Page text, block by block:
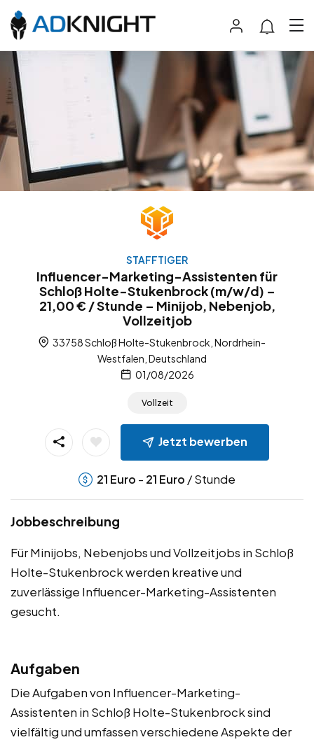
STAFFTIGER
Influencer-Marketing-Assistenten für
Schloß Holte-Stukenbrock (m/w/d) –
21,00 € / Stunde – Minijob, Nebenjob,
Vollzeitjob
33758 Schloß Holte-Stukenbrock, Nordrhein-
Westfalen, Deutschland
01/08/2026
Vollzeit
Jetzt bewerben
21 Euro - 21 Euro / Stunde
Jobbeschreibung
Für Minijobs, Nebenjobs und Vollzeitjobs in Schloß
Holte-Stukenbrock werden kreative und
zuverlässige Influencer-Marketing-Assistenten
gesucht.
Aufgaben
Die Aufgaben von Influencer-Marketing-
Assistenten in Schloß Holte-Stukenbrock sind
vielfältig und umfassen verschiedene Aspekte der